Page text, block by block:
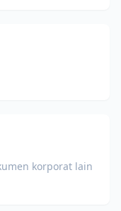
korporat lain